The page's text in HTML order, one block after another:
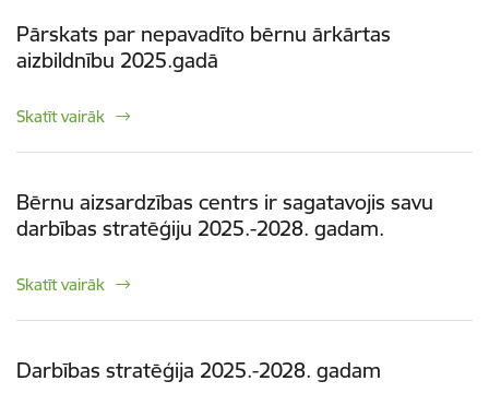
Pārskats par nepavadīto bērnu ārkārtas
aizbildnību 2025.gadā
Skatīt vairāk
Bērnu aizsardzības centrs ir sagatavojis savu
darbības stratēģiju 2025.-2028. gadam.
Skatīt vairāk
Darbības stratēģija 2025.-2028. gadam